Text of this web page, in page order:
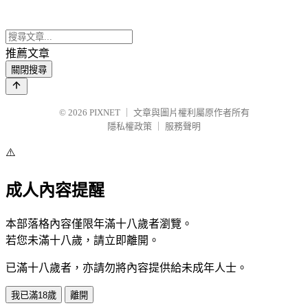
推薦文章
關閉搜尋
© 2026 PIXNET
文章與圖片權利屬原作者所有
隱私權政策
服務聲明
⚠️
成人內容提醒
本部落格內容僅限年滿十八歲者瀏覽。
若您未滿十八歲，請立即離開。
已滿十八歲者，亦請勿將內容提供給未成年人士。
我已滿18歲 離開